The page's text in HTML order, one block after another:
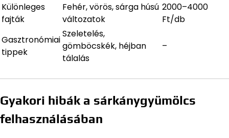
Különleges
fajták
Fehér, vörös, sárga húsú
változatok
2000–4000
Ft/db
Gasztronómiai
tippek
Szeletelés,
gömböcskék, héjban
tálalás
–
Gyakori hibák a sárkánygyümölcs
felhasználásában